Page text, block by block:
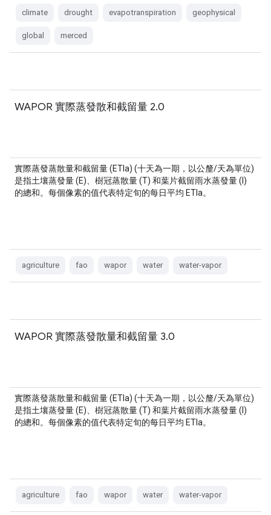
climate drought evapotranspiration geophysical
global merced
WAPOR 實際蒸發散和截留量 2.0
實際蒸發蒸散量和截留量 (ETIa) (十天為一期，以公釐/天為單位)
是指土壤蒸發量 (E)、樹冠蒸散量 (T) 和葉片截留雨水蒸發量 (I)
的總和。每個像素的值代表特定旬的每日平均 ETIa。
agriculture fao wapor water water-vapor
WAPOR 實際蒸發散量和截留量 3.0
實際蒸發蒸散量和截留量 (ETIa) (十天為一期，以公釐/天為單位)
是指土壤蒸發量 (E)、樹冠蒸散量 (T) 和葉片截留雨水蒸發量 (I)
的總和。每個像素的值代表特定旬的每日平均 ETIa。
agriculture fao wapor water water-vapor